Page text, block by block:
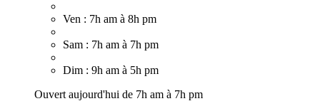
Ven : 7h am à 8h pm
Sam : 7h am à 7h pm
Dim : 9h am à 5h pm
Ouvert aujourd'hui de 7h am à 7h pm